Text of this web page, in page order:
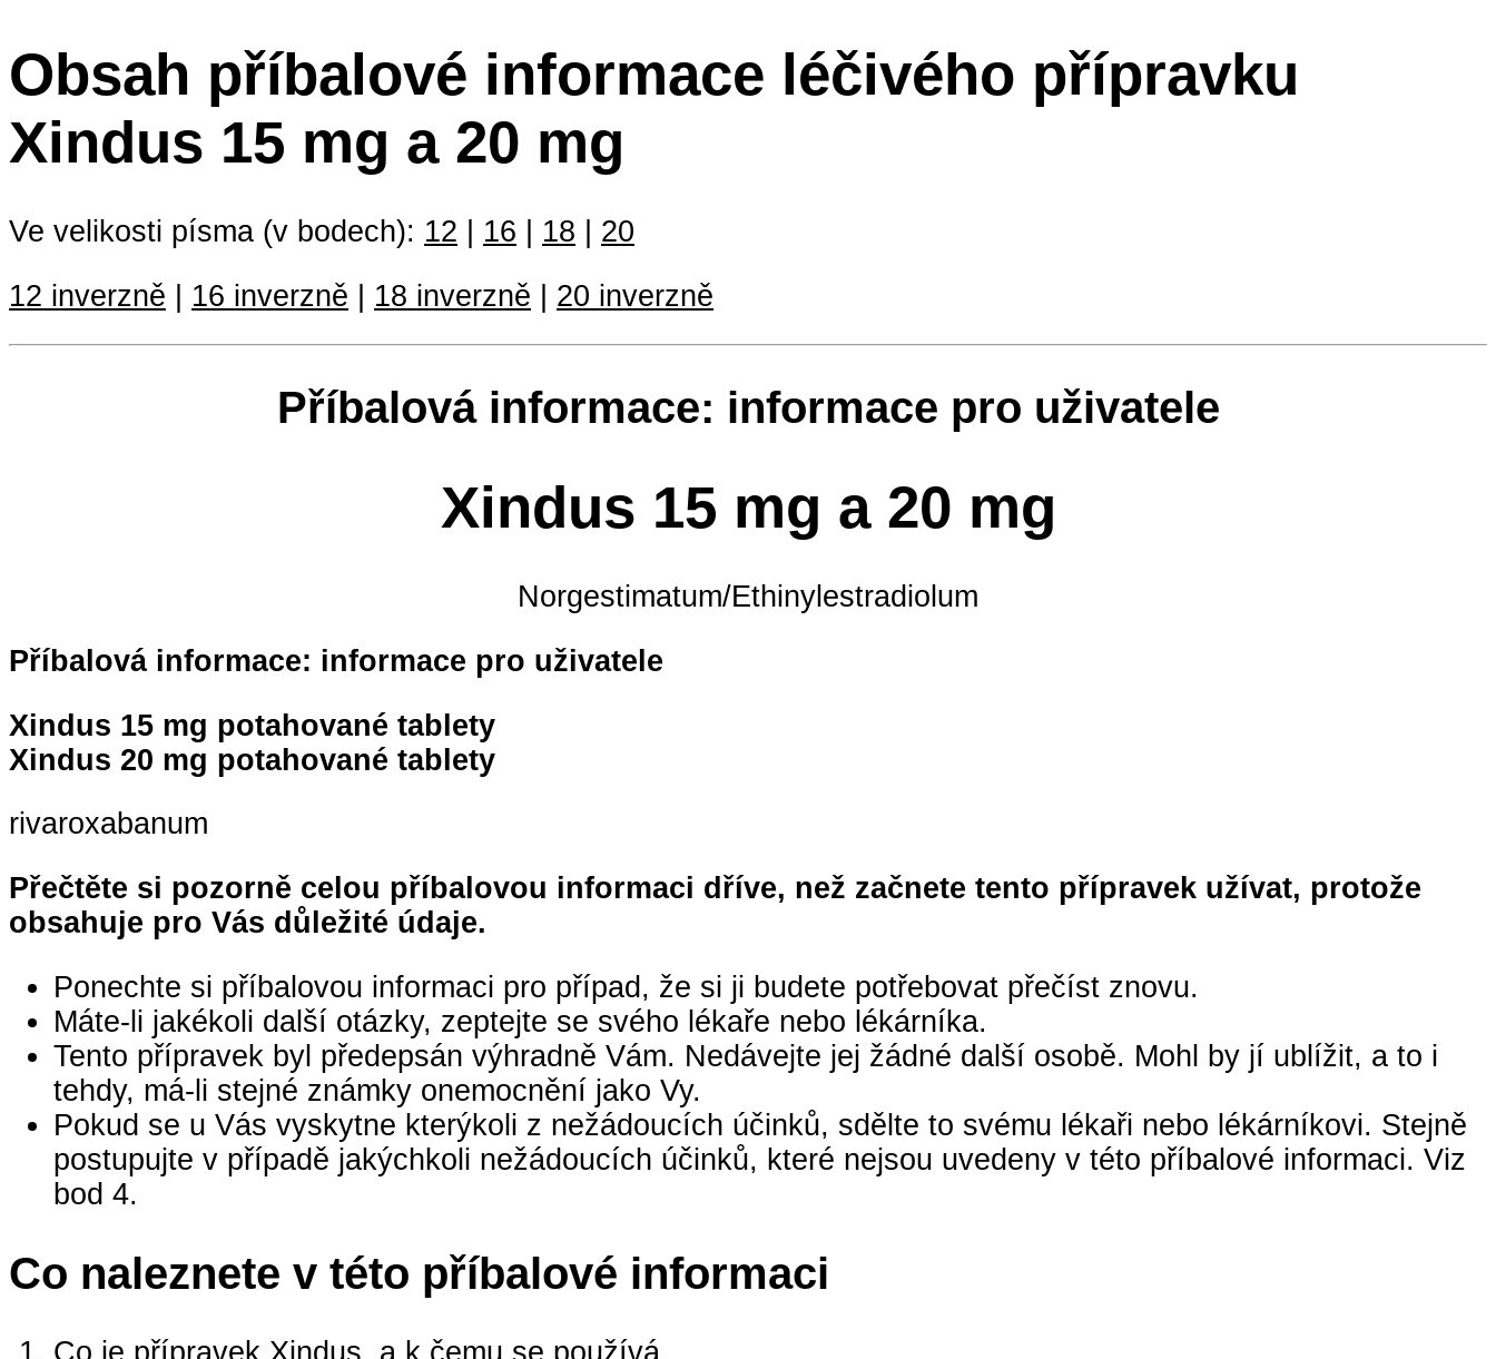
Obsah příbalové informace léčivého přípravku
Xindus 15 mg a 20 mg
Ve velikosti písma (v bodech): 12 16 18
20
12 inverzně
16 inverzně 18 inverzně 20 inverzně
Příbalová informace: informace pro uživatele
Xindus 15 mg a 20 mg
Norgestimatum/Ethinylestradiolum
Příbalová informace: informace pro uživatele
Xindus 15 mg potahované tablety
Xindus 20 mg potahované tablety
rivaroxabanum
Přečtěte si pozorně celou příbalovou informaci dříve, než začnete tento přípravek užívat, protože
obsahuje pro Vás důležité údaje.
Ponechte si příbalovou informaci pro případ, že si ji budete potřebovat přečíst znovu.
Máte-li jakékoli další otázky, zeptejte se svého lékaře nebo lékárníka.
Tento přípravek byl předepsán výhradně Vám. Nedávejte jej žádné další osobě. Mohl by jí ublížit, a to i
tehdy, má-li stejné známky onemocnění jako Vy.
Pokud se u Vás vyskytne kterýkoli z nežádoucích účinků, sdělte to svému lékaři nebo lékárníkovi. Stejně
postupujte v případě jakýchkoli nežádoucích účinků, které nejsou uvedeny v této příbalové informaci. Viz
bod 4.
Co naleznete v této příbalové informaci